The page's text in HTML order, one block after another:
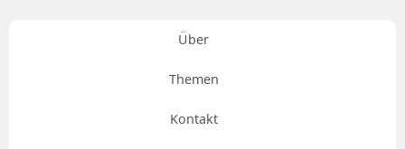
Über
Themen
Kontakt